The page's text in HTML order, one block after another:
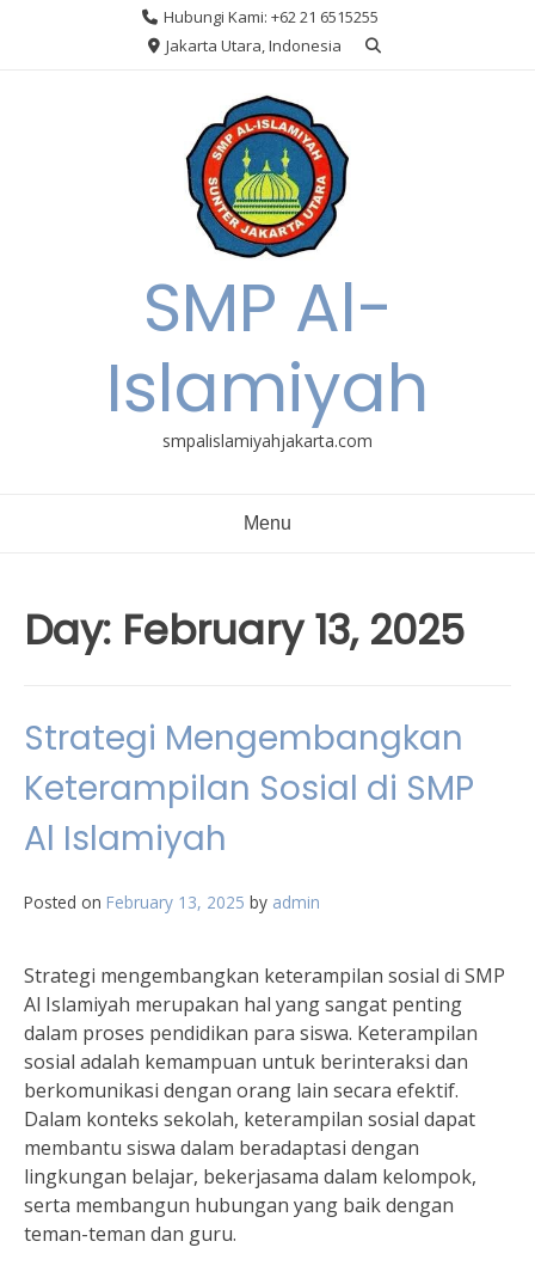
Hubungi Kami: +62 21 6515255
Jakarta Utara, Indonesia
SMP Al-
Islamiyah
smpalislamiyahjakarta.com
Menu
Day: February 13, 2025
Strategi Mengembangkan
Keterampilan Sosial di SMP
Al Islamiyah
Posted on February 13, 2025 by admin
Strategi mengembangkan keterampilan sosial di SMP
Al Islamiyah merupakan hal yang sangat penting
dalam proses pendidikan para siswa. Keterampilan
sosial adalah kemampuan untuk berinteraksi dan
berkomunikasi dengan orang lain secara efektif.
Dalam konteks sekolah, keterampilan sosial dapat
membantu siswa dalam beradaptasi dengan
lingkungan belajar, bekerjasama dalam kelompok,
serta membangun hubungan yang baik dengan
teman-teman dan guru.